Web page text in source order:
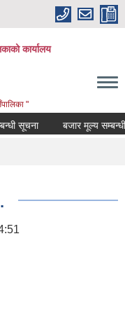
कार्यालय
"
सूचना बजार मूल्य सम्बन्धी